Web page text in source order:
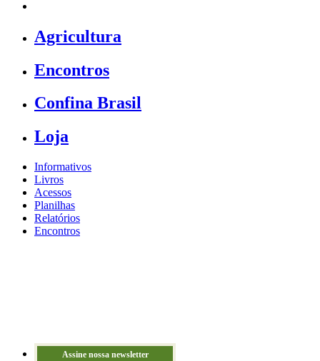
Agricultura
Encontros
Confina Brasil
Loja
Informativos
Livros
Acessos
Planilhas
Relatórios
Encontros
Assine nossa newsletter